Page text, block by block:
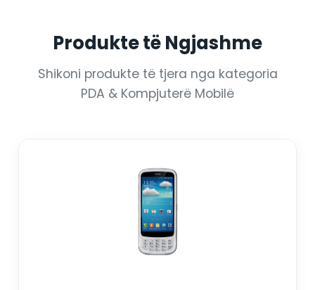
Produkte të Ngjashme
Shikoni produkte të tjera nga kategoria
PDA & Kompjuterë Mobilë